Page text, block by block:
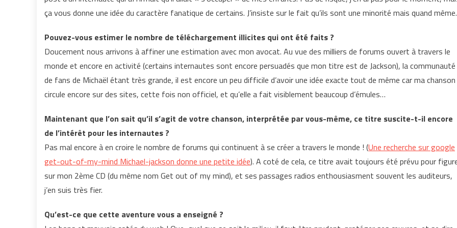
ça vous donne une idée du caractère fanatique de certains. J’insiste sur le fait qu’ils sont une minorité mais quand
Pouvez-vous estimer le nombre de téléchargement illicites qui ont été faits ?
Doucement nous arrivons à affiner une estimation avec mon avocat. Au vue des milliers de forums ouvert à travers le
monde et encore en activité (certains internautes sont encore persuadés que mon titre est de Jackson), la communauté
de fans de Michaël étant très grande, il est encore un peu difficile d’avoir une idée exacte tout de même car ma chanson
circule encore sur des sites, cette fois non officiel, et qu’elle a fait visiblement beaucoup d’émules…
Maintenant que l’on sait qu’il s’agit de votre chanson, interprétée par vous-même, ce titre suscite-t-il encore
de l’intérêt pour les internautes ?
Pas mal encore à en croire le nombre de forums qui continuent à se créer a travers le monde ! (Une recherche sur google
get-out-of-my-mind Michael-jackson donne une petite idée). A coté de cela, ce titre avait toujours été prévu pour
sur mon 2ème CD (du même nom Get out of my mind), et ses passages radios enthousiasment souvent les auditeurs,
j’en suis très fier.
Qu’est-ce que cette aventure vous a enseigné ?